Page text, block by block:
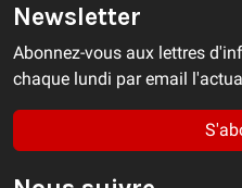
Newsletter
Abonnez-vous aux lettres
chaque lundi par email